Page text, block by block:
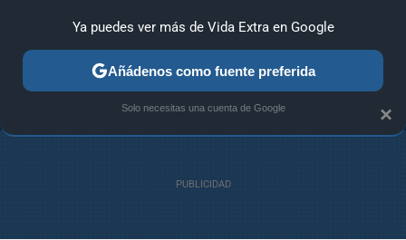
ANÁLISIS GUÍAS Y TRUCOS PC SONY NINTENDO
×
Ya puedes ver más de Vida Extra en Google
Añádenos como fuente preferida
Solo necesitas una cuenta de Google